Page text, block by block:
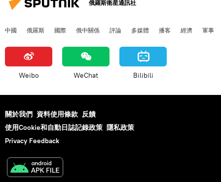
俄羅斯衛星通訊社
中國 俄羅斯 國際 俄中關係 評論 多媒體 播客 經濟 軍事
Weibo WeChat Bilibili
關於我們 資料使用條款 反饋
使用Cookie和自動日誌記錄政策 隱私政策
Privacy Feedback